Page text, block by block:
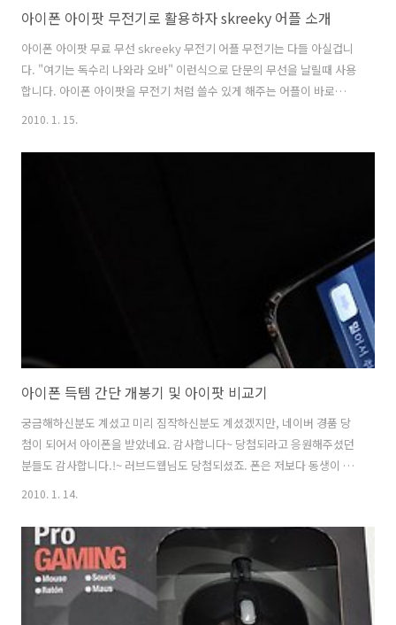
아이폰 아이팟 무전기로 활용하자 skreeky 어플 소개
아이폰 아이팟 무료 무선 skreeky 무전기 어플 무전기는 다들 아실겁니
다. "여기는 독수리 나와라 오바" 이런식으로 단문의 무선을 날릴때 사용
합니다. 아이폰 아이팟을 무전기 처럼 쓸수 있게 해주는 어플이 바로
"skreeky" 입니다. 사용법은 간단합니다. ALL, CH1 ~ CH5까지의 채널
기를 하시면 됩니다. 이야기를 할때는 무전기의 TALK를 누르고 있는 상
2010. 1. 15.
아이폰 득템 간단 개봉기 및 아이팟 비교기
궁금해하신분도 계셨고 미리 짐작하신분도 계셨겠지만, 네이버 경품 당
첨이 되어서 아이폰을 받았네요. 감사합니다~ 당첨되라고 응원해주셨던
분들도 감사합니다.!~ 러브드웹님도 당첨되셨죠. 폰은 저보다 동생이 먼
차를 밟아서 동생이름으로 등록을 마쳤네요.이 사진은 동생이 찍은. 좀
급하게 찍어서 조금 날라갔네요. 아이폰을 다시 제가 찍어보았습니다. 특
징은 아이팟과 비슷한데 위에 소리가 나오는 스피커부분이 있네요. 옆면
부분도 버튼이 좀 더 많네요. 폰기능이 있으니 옆부분에는 볼륨 조절 이
외에 진동/음성 조절하는 부분도 있네요. 스피커잭은 아이팟은 하단에
2010. 1. 14.